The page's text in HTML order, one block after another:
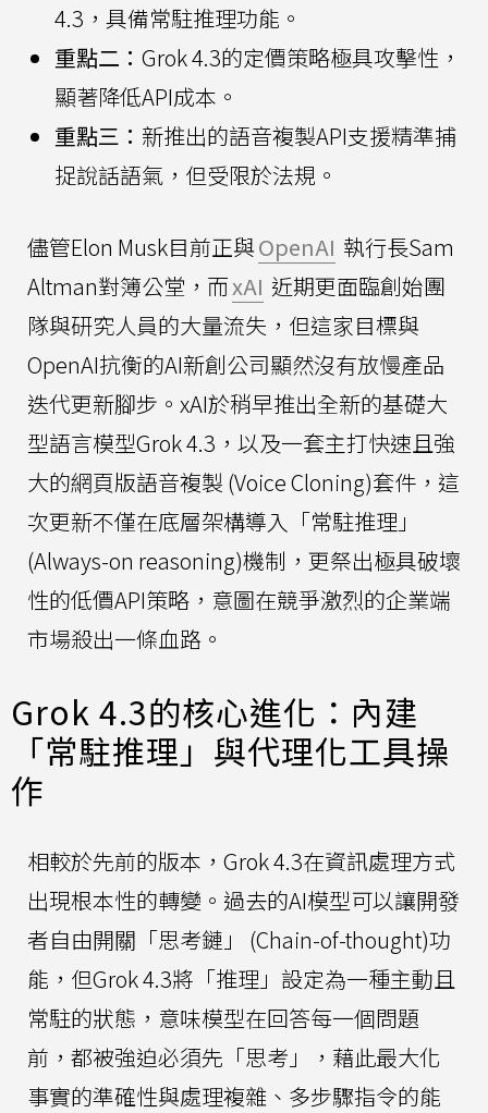
4.3，具備常駐推理功能。
重點二： Grok 4.3的定價策略極具攻擊性，
顯著降低API成本。
重點三： 新推出的語音複製API支援精準捕
捉說話語氣，但受限於法規。
儘管Elon Musk目前正與OpenAI 執行長Sam
Altman對簿公堂，而xAI 近期更面臨創始團
隊與研究人員的大量流失，但這家目標與
OpenAI抗衡的AI新創公司顯然沒有放慢產品
迭代更新腳步。xAI於稍早推出全新的基礎大
型語言模型Grok 4.3，以及一套主打快速且強
大的網頁版語音複製 (Voice Cloning)套件，這
次更新不僅在底層架構導入「常駐推理」
(Always-on reasoning)機制，更祭出極具破壞
性的低價API策略，意圖在競爭激烈的企業端
市場殺出一條血路。
Grok 4.3的核心進化：內建
「常駐推理」與代理化工具操
作
相較於先前的版本，Grok 4.3在資訊處理方式
出現根本性的轉變。過去的AI模型可以讓開發
者自由開關「思考鏈」 (Chain-of-thought)功
能，但Grok 4.3將「推理」設定為一種主動且
常駐的狀態，意味模型在回答每一個問題
前，都被強迫必須先「思考」，藉此最大化
事實的準確性與處理複雜、多步驟指令的能